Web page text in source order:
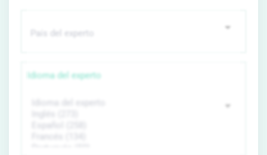
Idioma del experto